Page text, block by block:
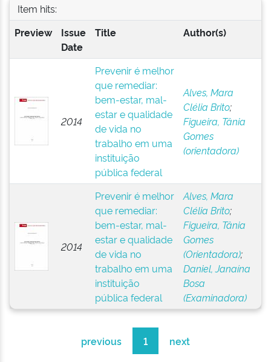
Item hits:
Preview
Issue
Date
Title Author(s)
2014
Prevenir é melhor
que remediar:
bem-estar, mal-
estar e qualidade
de vida no
trabalho em uma
instituição
pública federal
Alves, Mara
Clélia Brito;
Figueira, Tânia
Gomes
(orientadora)
2014
Prevenir é melhor
que remediar:
bem-estar, mal-
estar e qualidade
de vida no
trabalho em uma
instituição
pública federal
Alves, Mara
Clélia Brito;
Figueira, Tânia
Gomes
(Orientadora);
Daniel, Janaína
Bosa
(Examinadora)
previous 1 next